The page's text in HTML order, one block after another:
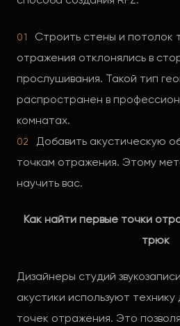
Строить стены и потолок
отражения отклонялись в
прослушивания. Такой тип
распространен в
комнатах.
Добавить акустическую
точкам отражения. Этому
научить вас.
Как найти первые точки
трюк
Дизайнеры студий
акустики используют
точек отражения. Это